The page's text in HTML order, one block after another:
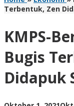
Terbentuk, Zen
KMPS-
Bugis
Didapuk